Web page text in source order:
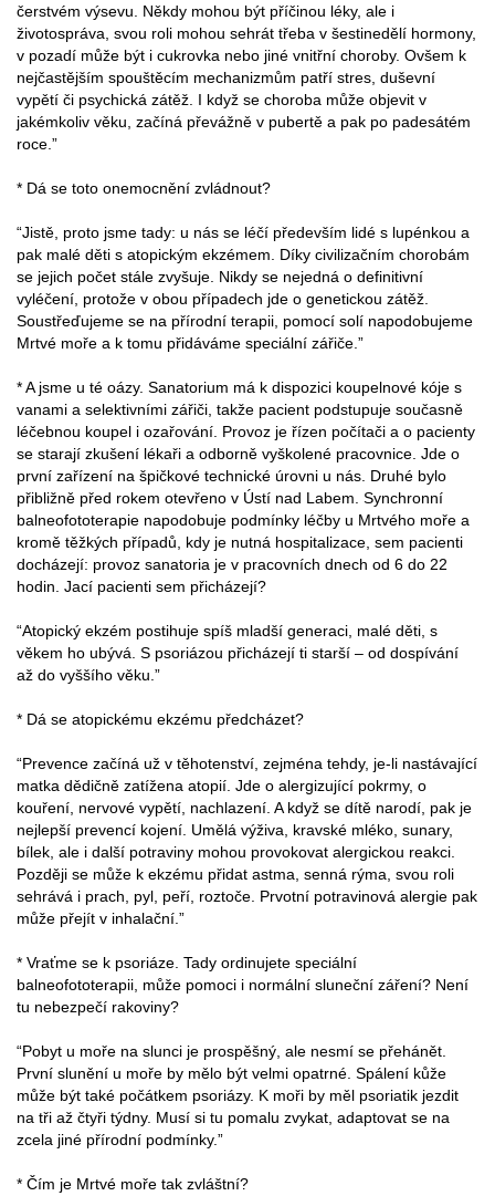
čerstvém výsevu. Někdy mohou být příčinou léky, ale i
životospráva, svou roli mohou sehrát třeba v šestinedělí hormony,
v pozadí může být i cukrovka nebo jiné vnitřní choroby. Ovšem k
nejčastějším spouštěcím mechanizmům patří stres, duševní
vypětí či psychická zátěž. I když se choroba může objevit v
jakémkoliv věku, začíná převážně v pubertě a pak po padesátém
roce.”
* Dá se toto onemocnění zvládnout?
“Jistě, proto jsme tady: u nás se léčí především lidé s lupénkou a
pak malé děti s atopickým ekzémem. Díky civilizačním chorobám
se jejich počet stále zvyšuje. Nikdy se nejedná o definitivní
vyléčení, protože v obou případech jde o genetickou zátěž.
Soustřeďujeme se na přírodní terapii, pomocí solí napodobujeme
Mrtvé moře a k tomu přidáváme speciální zářiče.”
* A jsme u té oázy. Sanatorium má k dispozici koupelnové kóje s
vanami a selektivními zářiči, takže pacient podstupuje současně
léčebnou koupel i ozařování. Provoz je řízen počítači a o pacienty
se starají zkušení lékaři a odborně vyškolené pracovnice. Jde o
první zařízení na špičkové technické úrovni u nás. Druhé bylo
přibližně před rokem otevřeno v Ústí nad Labem. Synchronní
balneofototerapie napodobuje podmínky léčby u Mrtvého moře a
kromě těžkých případů, kdy je nutná hospitalizace, sem pacienti
docházejí: provoz sanatoria je v pracovních dnech od 6 do 22
hodin. Jací pacienti sem přicházejí?
“Atopický ekzém postihuje spíš mladší generaci, malé děti, s
věkem ho ubývá. S psoriázou přicházejí ti starší – od dospívání
až do vyššího věku.”
* Dá se atopickému ekzému předcházet?
“Prevence začíná už v těhotenství, zejména tehdy, je-li nastávající
matka dědičně zatížena atopií. Jde o alergizující pokrmy, o
kouření, nervové vypětí, nachlazení. A když se dítě narodí, pak je
nejlepší prevencí kojení. Umělá výživa, kravské mléko, sunary,
bílek, ale i další potraviny mohou provokovat alergickou reakci.
Později se může k ekzému přidat astma, senná rýma, svou roli
sehrává i prach, pyl, peří, roztoče. Prvotní potravinová alergie pak
může přejít v inhalační.”
* Vraťme se k psoriáze. Tady ordinujete speciální
balneofototerapii, může pomoci i normální sluneční záření? Není
tu nebezpečí rakoviny?
“Pobyt u moře na slunci je prospěšný, ale nesmí se přehánět.
První slunění u moře by mělo být velmi opatrné. Spálení kůže
může být také počátkem psoriázy. K moři by měl psoriatik jezdit
na tři až čtyři týdny. Musí si tu pomalu zvykat, adaptovat se na
zcela jiné přírodní podmínky.”
* Čím je Mrtvé moře tak zvláštní?